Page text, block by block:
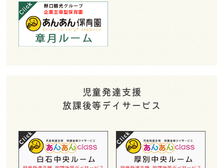
児童発達支援
放課後等デイサービス